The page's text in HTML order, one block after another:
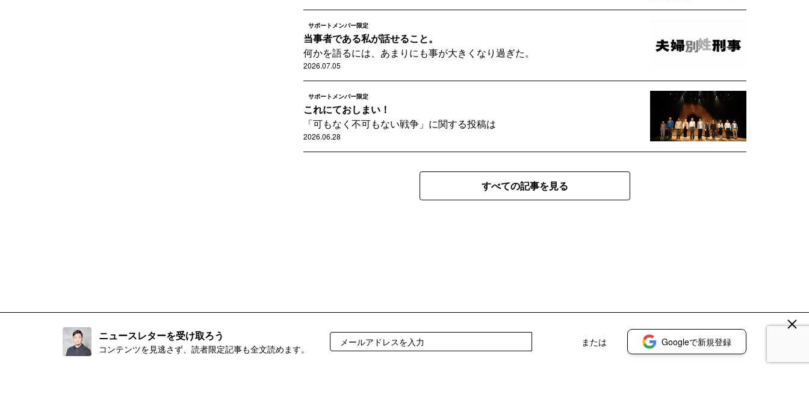
ニュースレターを受け取ろう
コンテンツを見逃さず、読者限定記事も全文読めます。
または Googleで新規登録
サポートメンバー限定
当事者である私が話せること。
何かを語るには、あまりにも事が大きくなり過ぎた。
2026.07.05
サポートメンバー限定
これにておしまい！
「可もなく不可もない戦争」に関する投稿は
2026.06.28
すべての記事を見る